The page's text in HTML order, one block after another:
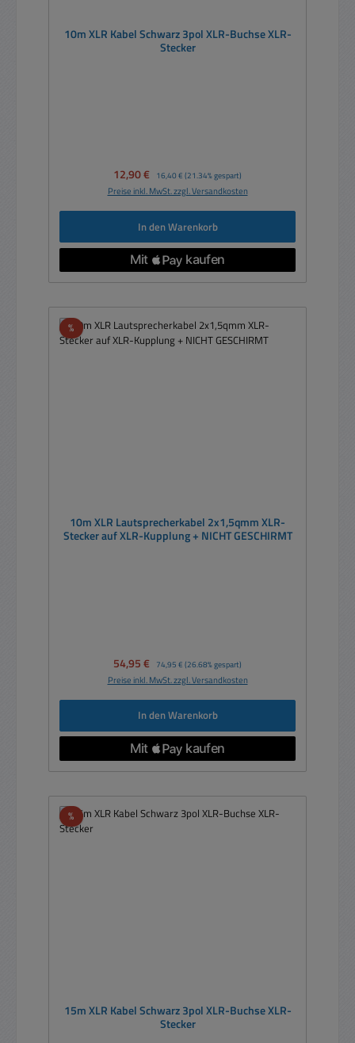
10m XLR Kabel Schwarz 3pol XLR-Buchse XLR-
Stecker
Verkaufspreis:
12,90 € Regulärer Preis:
16,40 € (21.34% gespart)
Preise inkl. MwSt. zzgl. Versandkosten
In den Warenkorb
%Rabatt
10m XLR Lautsprecherkabel 2x1,5qmm XLR-
Stecker auf XLR-Kupplung + NICHT GESCHIRMT
Verkaufspreis:
54,95 € Regulärer Preis:
74,95 € (26.68% gespart)
Preise inkl. MwSt. zzgl. Versandkosten
In den Warenkorb
%Rabatt
15m XLR Kabel Schwarz 3pol XLR-Buchse XLR-
Stecker